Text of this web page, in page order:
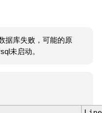
据库失败，可能的原
未启动。